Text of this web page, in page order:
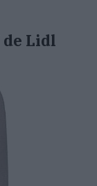
de Lidl